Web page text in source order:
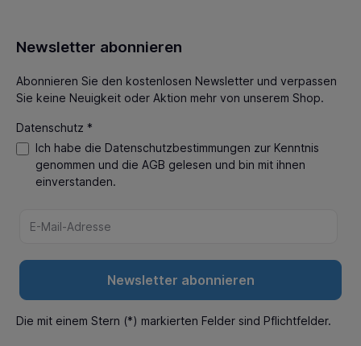
Newsletter abonnieren
Abonnieren Sie den kostenlosen Newsletter und verpassen
Sie keine Neuigkeit oder Aktion mehr von unserem Shop.
Datenschutz *
Ich habe die Datenschutzbestimmungen zur Kenntnis
genommen und die AGB gelesen und bin mit ihnen
einverstanden.
Newsletter abonnieren
Die mit einem Stern (*) markierten Felder sind Pflichtfelder.